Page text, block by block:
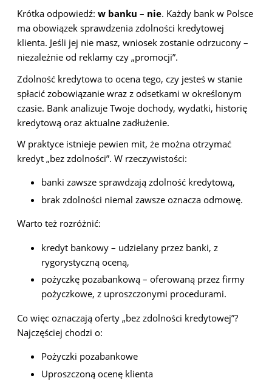
Krótka odpowiedź: w banku – nie. Każdy bank w Polsce
ma obowiązek sprawdzenia zdolności kredytowej
klienta. Jeśli jej nie masz, wniosek zostanie odrzucony –
niezależnie od reklamy czy „promocji”.
Zdolność kredytowa to ocena tego, czy jesteś w stanie
spłacić zobowiązanie wraz z odsetkami w określonym
czasie. Bank analizuje Twoje dochody, wydatki, historię
kredytową oraz aktualne zadłużenie.
W praktyce istnieje pewien mit, że można otrzymać
kredyt „bez zdolności”. W rzeczywistości:
banki zawsze sprawdzają zdolność kredytową,
brak zdolności niemal zawsze oznacza odmowę.
Warto też rozróżnić:
kredyt bankowy – udzielany przez banki, z
rygorystyczną oceną,
pożyczkę pozabankową – oferowaną przez firmy
pożyczkowe, z uproszczonymi procedurami.
Co więc oznaczają oferty „bez zdolności kredytowej”?
Najczęściej chodzi o:
Pożyczki pozabankowe
Uproszczoną ocenę klienta